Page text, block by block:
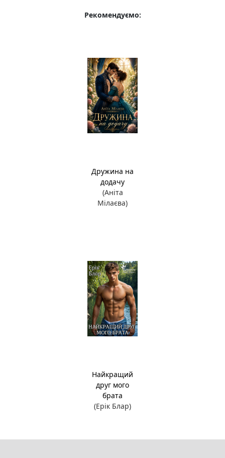
Рекомендуємо:
Дружина на
додачу
(Аніта
Мілаєва)
Найкращий
друг мого
брата
(Ерік Блар)